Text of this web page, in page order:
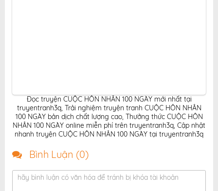
Đọc truyện CUỘC HÔN NHÂN 100 NGÀY mới nhất tại
truyentranh3q, Trải nghiệm truyện tranh CUỘC HÔN NHÂN
100 NGÀY bản dịch chất lượng cao, Thưởng thức CUỘC HÔN
NHÂN 100 NGÀY online miễn phí trên truyentranh3q, Cập nhật
nhanh truyện CUỘC HÔN NHÂN 100 NGÀY tại truyentranh3q
Bình Luận (0)
hãy bình luận có văn hóa để tránh bị khóa tài khoản